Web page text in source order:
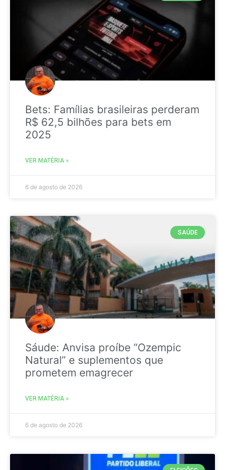
Bets: Famílias brasileiras perderam
R$ 62,5 bilhões para bets em
2025
VER MATÉRIA »
6 de agosto de 2026
SAÚDE
Sáude: Anvisa proíbe “Ozempic
Natural” e suplementos que
prometem emagrecer
VER MATÉRIA »
6 de agosto de 2026